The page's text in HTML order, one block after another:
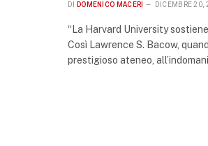
DI DOMENICO MACERI DICEMBRE 20,
“La Harvard University
Così Lawrence S. Bacow,
prestigioso ateneo,